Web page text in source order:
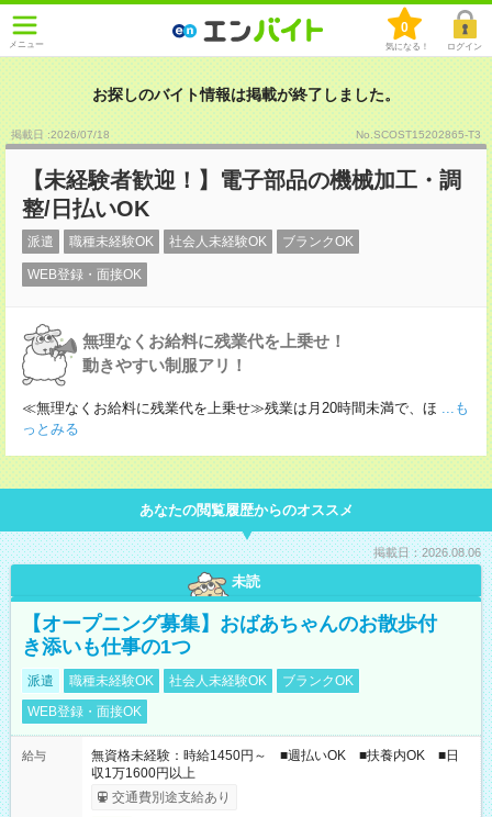
メニュー
0
気になる！ ログイン
お探しのバイト情報は掲載が終了しました。
掲載日 :2026/07/18 No.SCOST15202865-T3
【未経験者歓迎！】電子部品の機械加工・調
整/日払いOK
派遣 職種未経験OK 社会人未経験OK ブランクOK
WEB登録・面接OK
無理なくお給料に残業代を上乗せ！
動きやすい制服アリ！
≪無理なくお給料に残業代を上乗せ≫残業は月20時間未満で、ほ ...も
っとみる
あなたの閲覧履歴からのオススメ
掲載日：2026.08.06
未読
【オープニング募集】おばあちゃんのお散歩付
き添いも仕事の1つ
派遣 職種未経験OK 社会人未経験OK
ブランクOK
WEB登録・面接OK
給与
無資格未経験：時給1450円～ ■週払いOK ■扶養内OK ■日
収1万1600円以上
交通費別途支給あり